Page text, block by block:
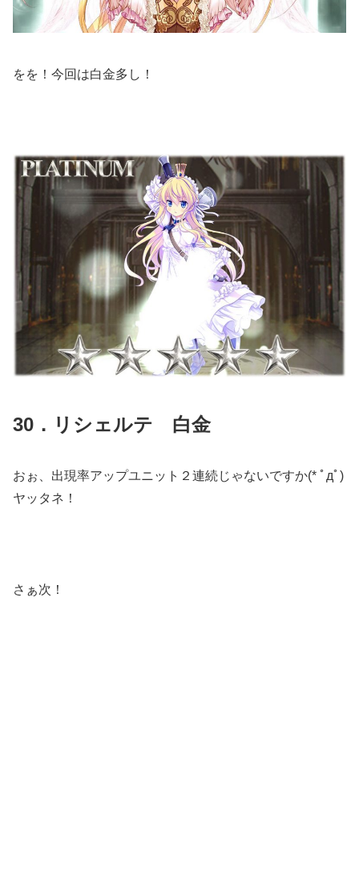
をを！今回は白金多し！
30．リシェルテ 白金
おぉ、出現率アップユニット２連続じゃないですか(* ﾟдﾟ)
ヤッタネ！
さぁ次！